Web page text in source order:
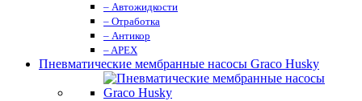
– Автожидкости
– Отработка
– Антикор
– APEX
Пневматические мембранные насосы Graco Husky